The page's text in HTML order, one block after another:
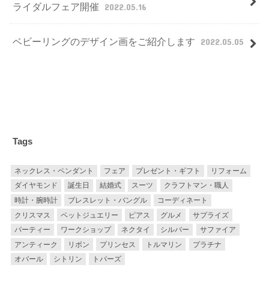
ライダルフェア開催
2022.05.16
ベビーリングのデザイン画をご紹介します 2022.05.05
Tags
ネックレス・ペンダント フェア プレゼント・ギフト
リフォーム
ダイヤモンド
誕生日 結婚式 スーツ
クラフトマン・職人
時計・腕時計
ブレスレット・バングル
コーディネート
クリスマス
ペットジュエリー ピアス グルメ
サプライズ
パーティー
ワークショップ ネクタイ シルバー
サファイア
アンティーク
リボン プリンセス トルマリン
プラチナ
オパール
シトリン トパーズ